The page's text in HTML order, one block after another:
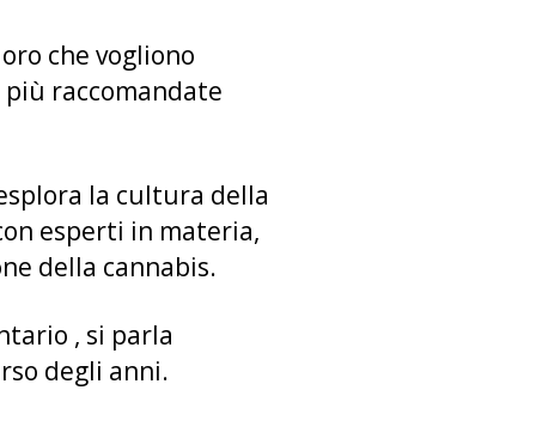
che vogliono
raccomandate
la cultura della
esperti in materia,
della cannabis.
, si parla
degli anni.